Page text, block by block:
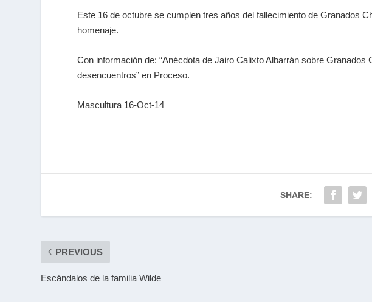
Este 16 de octubre se cumplen tres años del fallecimiento de Granados
homenaje.
Con información de: “Anécdota de Jairo Calixto Albarrán sobre
desencuentros” en Proceso.
Mascultura 16-Oct-14
SHARE:
PREVIOUS
Escándalos de la familia Wilde